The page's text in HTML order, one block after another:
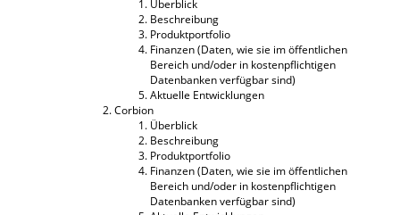
Überblick
Beschreibung
Produktportfolio
Finanzen (Daten, wie sie im öffentlichen
Bereich und/oder in kostenpflichtigen
Datenbanken verfügbar sind)
Aktuelle Entwicklungen
Corbion
Überblick
Beschreibung
Produktportfolio
Finanzen (Daten, wie sie im öffentlichen
Bereich und/oder in kostenpflichtigen
Datenbanken verfügbar sind)